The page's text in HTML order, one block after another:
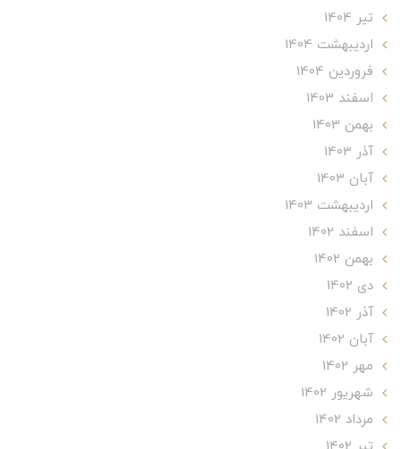
تير 1404
ارديبهشت 1404
فروردین 1404
اسفند 1403
بهمن 1403
آذر 1403
آبان 1403
ارديبهشت 1403
اسفند 1402
بهمن 1402
دی 1402
آذر 1402
آبان 1402
مهر 1402
شهریور 1402
مرداد 1402